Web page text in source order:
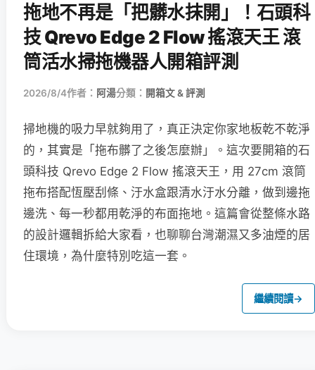
拖地不再是「把髒水抹開」！石頭科
技 Qrevo Edge 2 Flow 搖滾天王 滾
筒活水掃拖機器人開箱評測
2026/8/4作者： 阿湯分類： 開箱文 & 評測
掃地機的吸力早就夠用了，真正決定你家地板乾不乾淨
的，其實是「拖布髒了之後怎麼辦」。這次要開箱的石
頭科技 Qrevo Edge 2 Flow 搖滾天王，用 27cm 滾筒
拖布搭配恆壓刮條、汙水盒跟清水汙水分離，做到邊拖
邊洗、每一秒都用乾淨的布面拖地。這篇會從整條水路
的設計邏輯拆給大家看，也聊聊台灣潮濕又多油煙的居
住環境，為什麼特別吃這一套。
繼續閱讀→